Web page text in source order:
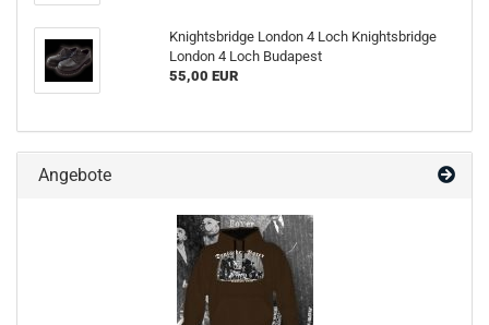
Knightsbridge London 4 Loch Knightsbridge
London 4 Loch Budapest
55,00 EUR
Angebote